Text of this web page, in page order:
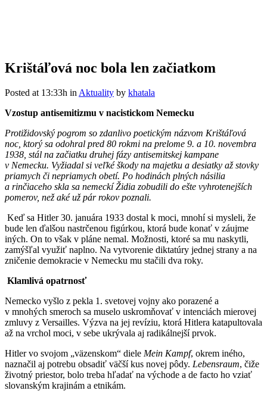
Krištáľová noc bola len začiatkom
Posted at 13:33h inAktuality by khatala
Vzostup antisemitizmu v nacistickom Nemecku
Protižidovský pogrom so zdanlivo poetickým názvom Krištáľová
noc, ktorý sa odohral pred 80 rokmi na prelome 9. a 10. novembra
1938, stál na začiatku druhej fázy antisemitskej kampane
v Nemecku. Vyžiadal si veľké škody na majetku a desiatky až stovky
priamych či nepriamych obetí. Po hodinách plných násilia
a rinčiaceho skla sa nemeckí Židia zobudili do ešte vyhrotenejších
pomerov, než aké už pár rokov poznali.
Keď sa Hitler 30. januára 1933 dostal k moci, mnohí si mysleli, že
bude len ďalšou nastrčenou figúrkou, ktorá bude konať v záujme
iných. On to však v pláne nemal. Možnosti, ktoré sa mu naskytli,
zamýšľal využiť naplno. Na vytvorenie diktatúry jednej strany a na
zničenie demokracie v Nemecku mu stačili dva roky.
Klamlivá opatrnosť
Nemecko vyšlo z pekla 1. svetovej vojny ako porazené a
v mnohých smeroch sa muselo uskromňovať v intenciách mierovej
zmluvy z Versailles. Výzva na jej revíziu, ktorá Hitlera katapultovala
až na vrchol moci, v sebe ukrývala aj radikálnejší prvok.
Hitler vo svojom „väzenskom“ diele Mein Kampf, okrem iného,
naznačil aj potrebu obsadiť väčší kus novej pôdy. Lebensraum, čiže
životný priestor, bolo treba hľadať na východe a de facto ho vziať
slovanským krajinám a etnikám.